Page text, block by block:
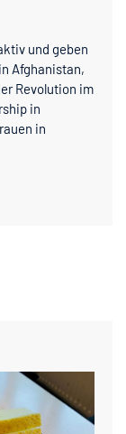
und geben
Afghanistan,
Revolution im
in
in